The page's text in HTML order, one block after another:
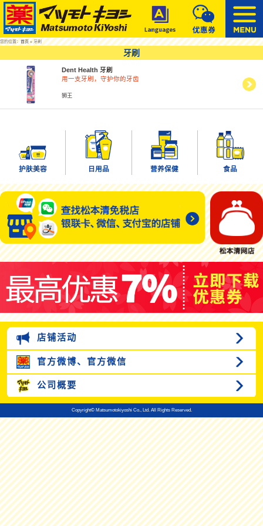
您的位置：首页» 牙刷
牙刷
Dent Health 牙刷
用一支牙刷，守护你的牙齿
狮王
护肤美容 日用品 营养保健 食品
店铺活动
官方微博、 官方微信
公司概要
Copyright© Matsumotokiyoshi Co., Ltd. All Rights Reserved.